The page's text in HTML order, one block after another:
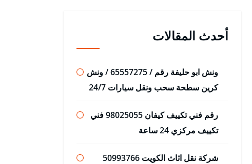
أحدث المقالات
ونش ابو حليفة رقم / 65557275 / ونش
كرين سطحة سحب ونقل سيارات 24/7
رقم فني تكييف كيفان 98025055 فني
تكييف مركزي 24 ساعة
شركة نقل اثاث الكويت 50993766